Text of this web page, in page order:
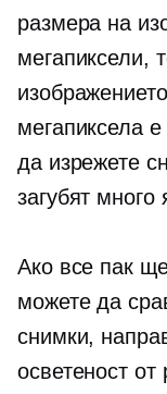
размера на
мегапиксели,
мегапиксела
да изрежете
загубят много
Ако все пак
можете да
снимки,
осветеност